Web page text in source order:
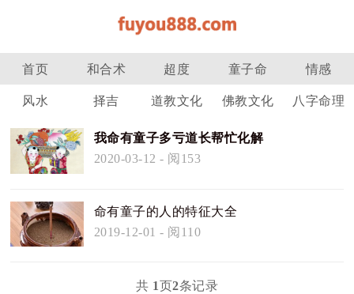
首页 和合术 超度 童子命 情感
风水 择吉 道教文化 佛教文化 八字命理
我命有童子多亏道长帮忙化解
2020-03-12 - 阅153
命有童子的人的特征大全
2019-12-01 - 阅110
共 1页2条记录